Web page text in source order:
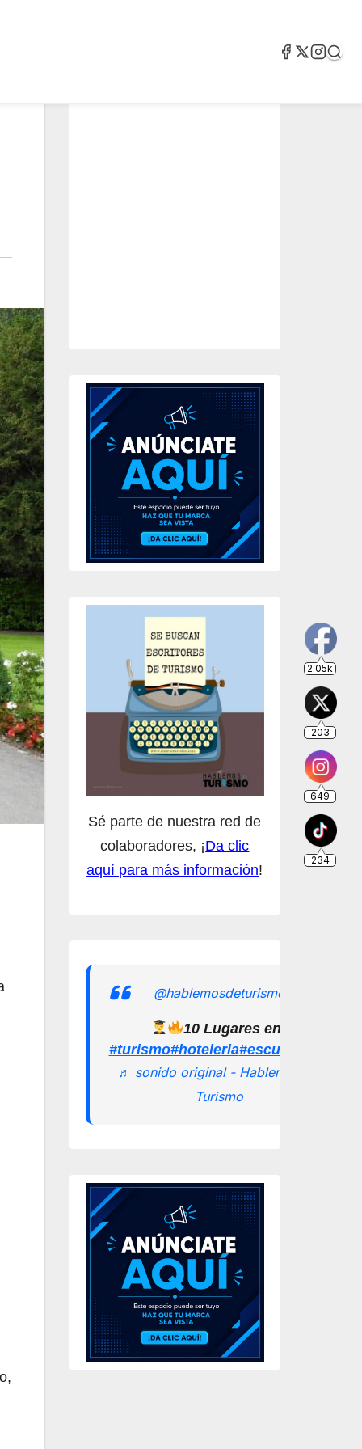
Sé parte de nuestra red de
colaboradores, ¡Da clic
aquí para más información!
@hablemosdeturismomx
10 Lugares en los que
#turismo#hoteleria
♬ sonido original - Hablemos de
Turismo